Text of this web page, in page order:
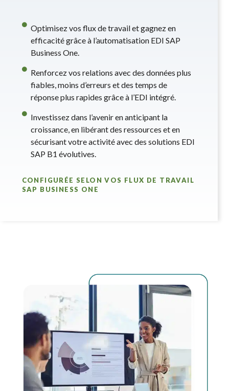
Optimisez vos flux de travail et gagnez en
efficacité grâce à l’automatisation EDI SAP
Business One.
Renforcez vos relations avec des données plus
fiables, moins d’erreurs et des temps de
réponse plus rapides grâce à l’EDI intégré.
Investissez dans l’avenir en anticipant la
croissance, en libérant des ressources et en
sécurisant votre activité avec des solutions EDI
SAP B1 évolutives.
CONFIGURÉE SELON VOS FLUX DE TRAVAIL
SAP BUSINESS ONE